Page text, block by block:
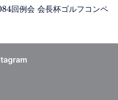
回例会 会長杯ゴルフコンペ